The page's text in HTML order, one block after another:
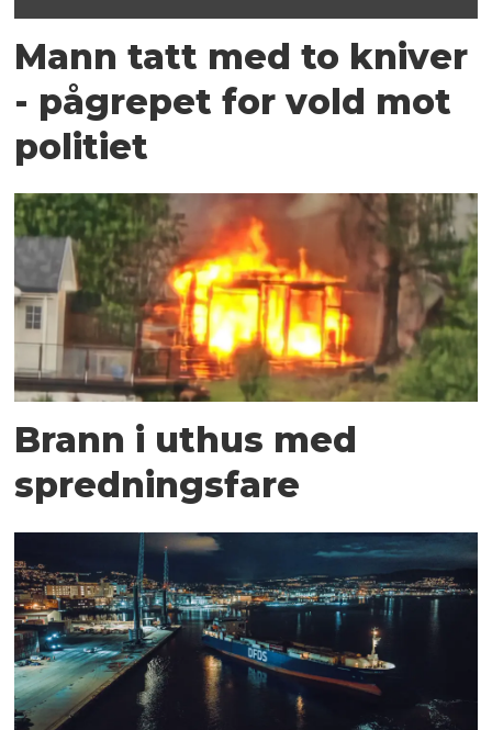
Mann tatt med to kniver
- pågrepet for vold mot
politiet
Brann i uthus med
spredningsfare